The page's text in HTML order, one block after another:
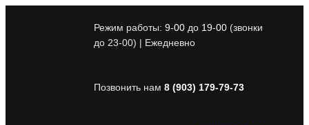
Режим работы: 9-00 до 19-00 (звонки
до 23-00) | Ежедневно
Позвонить нам 8 (903) 179-79-73